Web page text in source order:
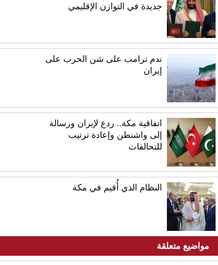
جديدة في التوازن الإقليمي
ندم ترامب على شن الحرب على
إيران
اتفاقية مكة.. ردع لإيران ورسالة
إلى واشنطن وإعادة ترتيب
للتحالفات
النظام الذي أُقيم في مكة
مواضيع متعلقة